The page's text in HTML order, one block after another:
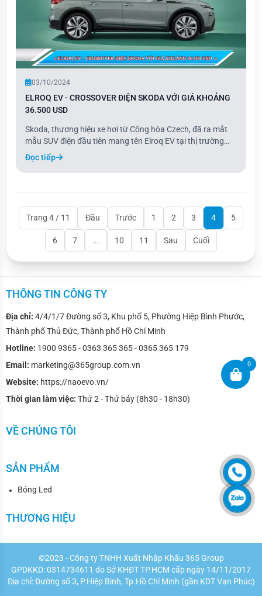
03/10/2024
ELROQ EV - CROSSOVER ĐIỆN SKODA VỚI GIÁ KHOẢNG
36.500 USD
Skoda, thương hiệu xe hơi từ Cộng hòa Czech, đã ra mắt
mẫu SUV điện đầu tiên mang tên Elroq EV tại thị trường
châu u. Mẫu xe này có thiết kế khí động học và nội thất tối
giản, được tích hợp hỗ trợ từ ChatGPT.
Đọc tiếp
Trang 4 / 11 Đầu Trước 1 2 3 4 5
6 7 ... 10 11 Sau Cuối
THÔNG TIN CÔNG TY
Địa chỉ: 4/4/1/7 Đường số 3, Khu phố 5, Phường Hiệp Bình Phước,
Thành phố Thủ Đức, Thành phố Hồ Chí Minh
Hotline: 1900 9365 - 0363 365 365 - 0365 365 179
Email: marketing@365group.com.vn
Website: https://naoevo.vn/
Thời gian làm việc: Thứ 2 - Thứ bảy (8h30 - 18h30)
VỀ CHÚNG TÔI
SẢN PHẨM
Bóng Led
THƯƠNG HIỆU
©2023 - Công ty TNHH Xuất Nhập Khẩu 365 Group
GPDKKD: 0314734611 do Sở KHĐT TP.HCM cấp ngày 14/11/2017
Địa chỉ:Đường số 3, P.Hiệp Bình, Tp.Hồ Chí Minh (gần KDT Vạn Phúc)
0